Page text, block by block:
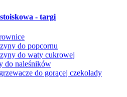
- targi
do popcornu
do waty cukrowej
do naleśników
do gorącej czekolady